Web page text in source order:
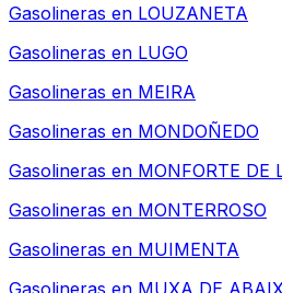
Gasolineras en LOUZANETA
Gasolineras en LUGO
Gasolineras en MEIRA
Gasolineras en MONDOÑEDO
Gasolineras en MONFORTE DE
Gasolineras en MONTERROSO
Gasolineras en MUIMENTA